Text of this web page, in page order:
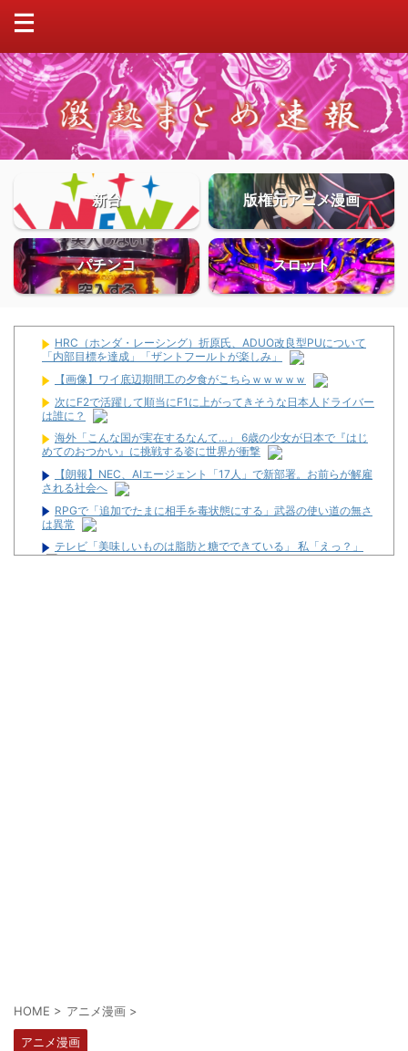
新台 版権元アニメ漫画
パチンコ スロット
HRC（ホンダ・レーシング）折原氏、ADUO改良型PUについて
「内部目標を達成」「ザントフールトが楽しみ」
【画像】ワイ底辺期間工の夕食がこちらｗｗｗｗｗ
次にF2で活躍して順当にF1に上がってきそうな日本人ドライバー
は誰に？
海外「こんな国が実在するなんて…」 6歳の少女が日本で『はじ
めてのおつかい』に挑戦する姿に世界が衝撃
【朗報】NEC、AIエージェント「17人」で新部署。お前らが解雇
される社会へ
RPGで「追加でたまに相手を毒状態にする」武器の使い道の無さ
は異常
テレビ「美味しいものは脂肪と糖でできている」 私「えっ？」
HOME > アニメ漫画 >
アニメ漫画